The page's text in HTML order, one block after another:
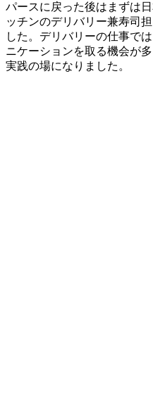
パースに戻った後はまずは
ッチンのデリバリー兼寿司
した。デリバリーの仕事で
ニケーションを取る機会が
実践の場になりました。